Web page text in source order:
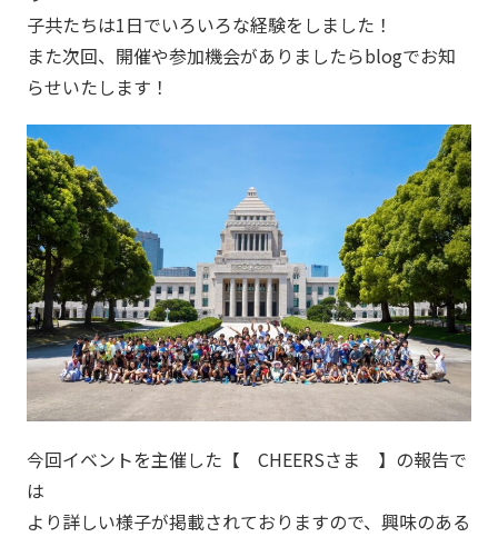
子共たちは1日でいろいろな経験をしました！
また次回、開催や参加機会がありましたらblogでお知
らせいたします！
今回イベントを主催した【 CHEERSさま 】の報告で
は
より詳しい様子が掲載されておりますので、興味のある